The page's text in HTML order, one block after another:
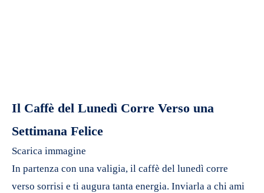
Il Caffè del Lunedì Corre Verso una
Settimana Felice
Scarica immagine
In partenza con una valigia, il caffè del lunedì corre
verso sorrisi e ti augura tanta energia. Inviarla a chi ami